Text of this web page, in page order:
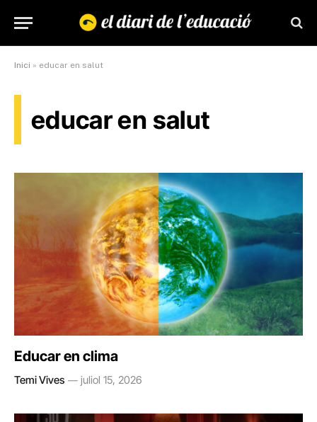
Inici » educar en salut
educar en salut
Educar en clima
Temi Vives juliol 15, 2026